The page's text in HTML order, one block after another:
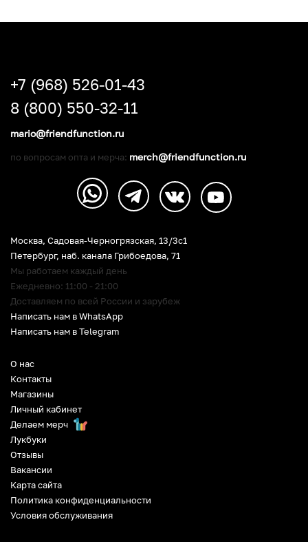
О нас
Контакты
Магазины
Личный кабинет
Делаем мерч
Лукбуки
Отзывы
Вакансии
Карта сайта
Политика конфиденциальности
Условия обслуживания
Москва, Садовая-Черногрязская, 13/3c1
Петербург, наб. канала Грибоедова, 71
Мы работаем каждый день
Ежедневно: 11:00 - 21:00
Доставляем по всей России и зарубеж
Написать нам в WhatsApp
Написать нам в Telegram
+7 (968) 526-01-43
8 (800) 550-32-11
mario@friendfunction.ru
по вопросам опта и мерча: merch@friendfunction.ru